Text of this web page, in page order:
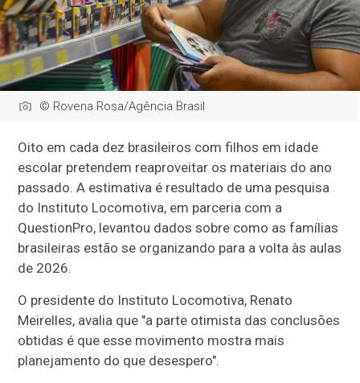
© Rovena Rosa/Agência Brasil
Oito em cada dez brasileiros com filhos em idade
escolar pretendem reaproveitar os materiais do ano
passado. A estimativa é resultado de uma pesquisa
do Instituto Locomotiva, em parceria com a
QuestionPro, levantou dados sobre como as famílias
brasileiras estão se organizando para a volta às aulas
de 2026.
O presidente do Instituto Locomotiva, Renato
Meirelles, avalia que "a parte otimista das conclusões
obtidas é que esse movimento mostra mais
planejamento do que desespero".